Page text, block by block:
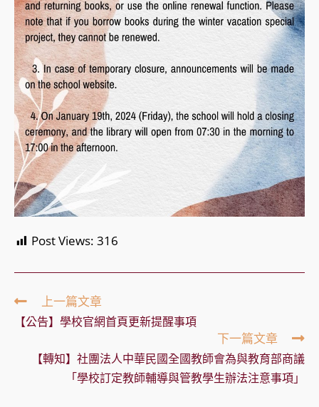
Post Views: 316
Read
more
articles
上一篇文章
【公告】學校官網首頁更新提醒事項
下一篇文章
【轉知】社團法人中華民國全國教師會為與教育部商議
「學校訂定教師輔導與管教學生辦法注意事項」